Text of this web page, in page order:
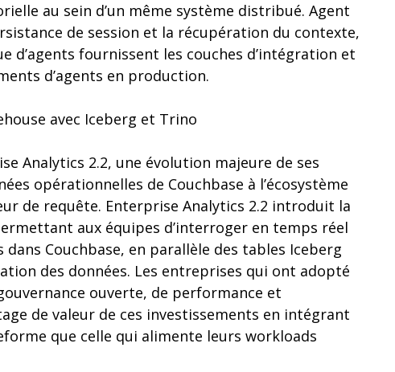
au sein d’un même système distribué. Agent
de session et la récupération du contexte,
d’agents fournissent les couches d’intégration et
d’agents en production.
avec Iceberg et Trino
Analytics 2.2, une évolution majeure de ses
opérationnelles de Couchbase à l’écosystème
de requête. Enterprise Analytics 2.2 introduit la
aux équipes d’interroger en temps réel
Couchbase, en parallèle des tables Iceberg
des données. Les entreprises qui ont adopté
ouverte, de performance et
de valeur de ces investissements en intégrant
que celle qui alimente leurs workloads